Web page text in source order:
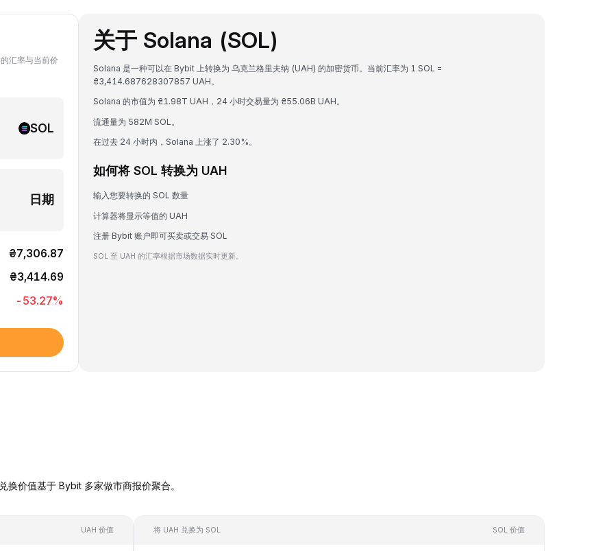
汇率与当前价
SOL
日期
₴7,306.87
₴3,414.69
-53.27%
关于 Solana (SOL)
Solana 是一种可以在 Bybit 上转换为 乌克兰格里夫纳 (UAH) 的加密货币。当前汇率为 1 SOL =
₴3,414.687628307857 UAH。
Solana 的市值为 ₴1.98T UAH，24 小时交易量为 ₴55.06B UAH。
流通量为 582M SOL。
在过去 24 小时内，Solana 上涨了 2.30%。
如何将 SOL 转换为 UAH
输入您要转换的 SOL 数量
计算器将显示等值的 UAH
注册 Bybit 账户即可买卖或交易 SOL
SOL 至 UAH 的汇率根据市场数据实时更新。
价值基于 Bybit 多家做市商报价聚合。
UAH 价值 将 UAH 兑换为 SOL SOL 价值